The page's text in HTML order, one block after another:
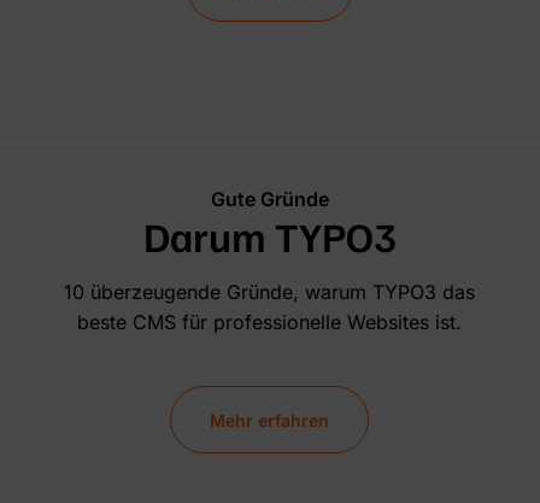
Gute Gründe
Darum TYPO3
10 überzeugende Gründe, warum TYPO3 das
beste CMS für professionelle Websites ist.
Mehr erfahren